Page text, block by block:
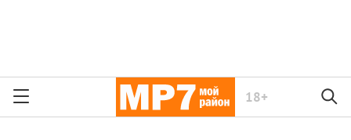
18+